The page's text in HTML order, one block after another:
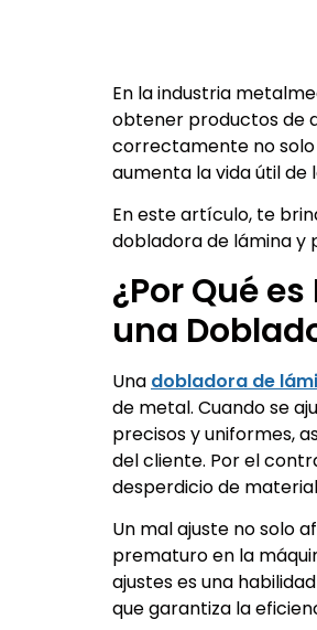
En la industria
obtener productos de
correctamente no
aumenta la vida útil de
En este artículo, te
dobladora de lámina y
¿Por Qué
una
Una dobladora de
de metal. Cuando se
precisos y uniformes,
del cliente. Por el
desperdicio de
Un mal ajuste no solo
prematuro en la
ajustes es una
que garantiza la